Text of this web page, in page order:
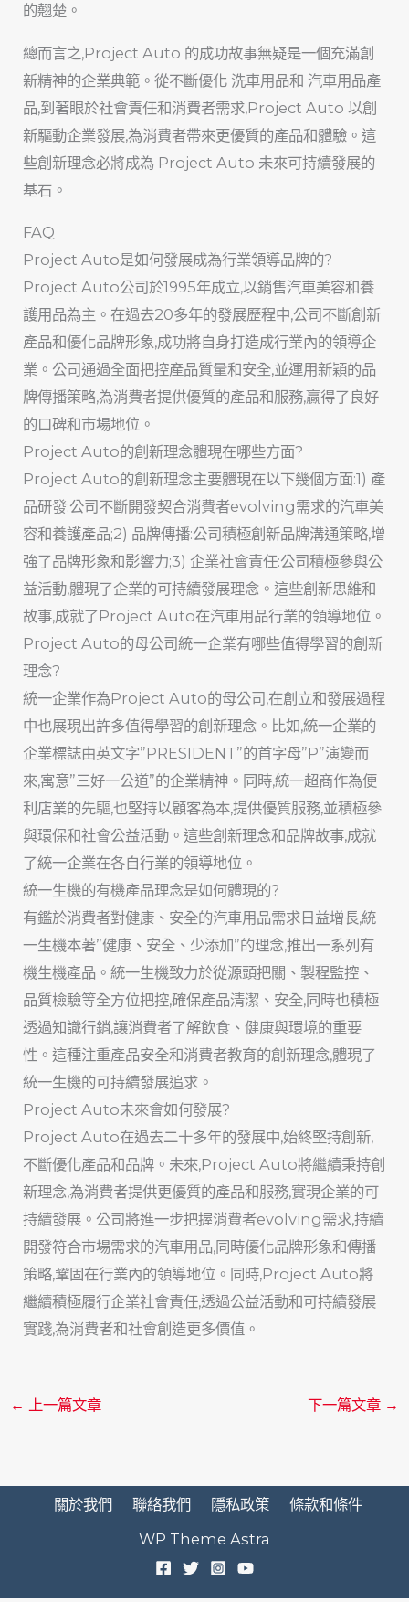
的翹楚。
總而言之,Project Auto 的成功故事無疑是一個充滿創
新精神的企業典範。從不斷優化 洗車用品和 汽車用品產
品,到著眼於社會責任和消費者需求,Project Auto 以創
新驅動企業發展,為消費者帶來更優質的產品和體驗。這
些創新理念必將成為 Project Auto 未來可持續發展的
基石。
FAQ
Project Auto是如何發展成為行業領導品牌的?
Project Auto公司於1995年成立,以銷售汽車美容和養
護用品為主。在過去20多年的發展歷程中,公司不斷創新
產品和優化品牌形象,成功將自身打造成行業內的領導企
業。公司通過全面把控產品質量和安全,並運用新穎的品
牌傳播策略,為消費者提供優質的產品和服務,贏得了良好
的口碑和市場地位。
Project Auto的創新理念體現在哪些方面?
Project Auto的創新理念主要體現在以下幾個方面:1) 產
品研發:公司不斷開發契合消費者evolving需求的汽車美
容和養護產品;2) 品牌傳播:公司積極創新品牌溝通策略,增
強了品牌形象和影響力;3) 企業社會責任:公司積極參與公
益活動,體現了企業的可持續發展理念。這些創新思維和
故事,成就了Project Auto在汽車用品行業的領導地位。
Project Auto的母公司統一企業有哪些值得學習的創新
理念?
統一企業作為Project Auto的母公司,在創立和發展過程
中也展現出許多值得學習的創新理念。比如,統一企業的
企業標誌由英文字”PRESIDENT”的首字母”P”演變而
來,寓意”三好一公道”的企業精神。同時,統一超商作為便
利店業的先驅,也堅持以顧客為本,提供優質服務,並積極參
與環保和社會公益活動。這些創新理念和品牌故事,成就
了統一企業在各自行業的領導地位。
統一生機的有機產品理念是如何體現的?
有鑑於消費者對健康、安全的汽車用品需求日益增長,統
一生機本著”健康、安全、少添加”的理念,推出一系列有
機生機產品。統一生機致力於從源頭把關、製程監控、
品質檢驗等全方位把控,確保產品清潔、安全,同時也積極
透過知識行銷,讓消費者了解飲食、健康與環境的重要
性。這種注重產品安全和消費者教育的創新理念,體現了
統一生機的可持續發展追求。
Project Auto未來會如何發展?
Project Auto在過去二十多年的發展中,始終堅持創新,
不斷優化產品和品牌。未來,Project Auto將繼續秉持創
新理念,為消費者提供更優質的產品和服務,實現企業的可
持續發展。公司將進一步把握消費者evolving需求,持續
開發符合市場需求的汽車用品,同時優化品牌形象和傳播
策略,鞏固在行業內的領導地位。同時,Project Auto將
繼續積極履行企業社會責任,透過公益活動和可持續發展
實踐,為消費者和社會創造更多價值。
← 上一篇文章 下一篇文章 →
關於我們 聯絡我們 隱私政策
條款和條件
WP Theme Astra